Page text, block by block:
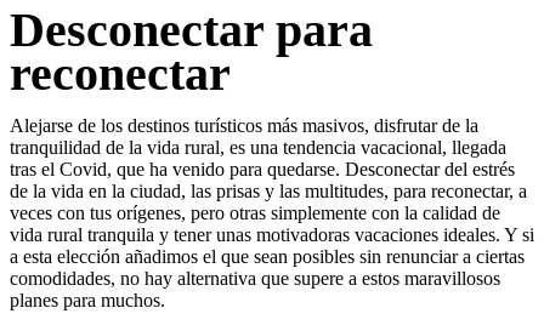
Desconectar para
reconectar
Alejarse de los destinos turísticos más masivos, disfrutar de la
tranquilidad de la vida rural, es una tendencia vacacional, llegada
tras el Covid, que ha venido para quedarse. Desconectar del estrés
de la vida en la ciudad, las prisas y las multitudes, para reconectar, a
veces con tus orígenes, pero otras simplemente con la calidad de
vida rural tranquila y tener unas motivadoras vacaciones ideales. Y si
a esta elección añadimos el que sean posibles sin renunciar a ciertas
comodidades, no hay alternativa que supere a estos maravillosos
planes para muchos.